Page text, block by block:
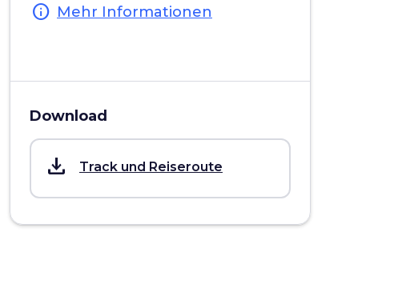
info Mehr Informationen
Download
save_alt Track und Reiseroute